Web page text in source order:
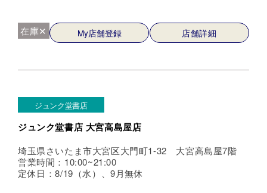
在庫✕ My店舗登録 店舗詳細
ジュンク堂書店
ジュンク堂書店 大宮高島屋店
埼玉県さいたま市大宮区大門町1-32 大宮高島屋7階
営業時間：10:00~21:00
定休日：8/19（水）、9月無休